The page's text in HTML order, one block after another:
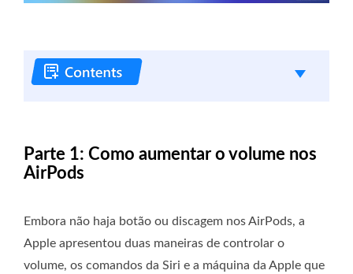
Parte 1: Como aumentar o volume nos
AirPods
Embora não haja botão ou discagem nos AirPods, a
Apple apresentou duas maneiras de controlar o
volume, os comandos da Siri e a máquina da Apple que